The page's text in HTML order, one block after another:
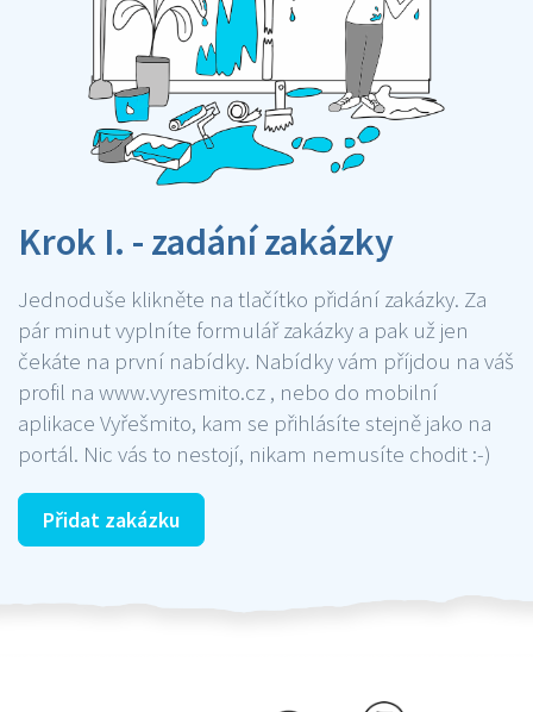
Krok I. - zadání zakázky
Jednoduše klikněte na tlačítko přidání zakázky. Za
pár minut vyplníte formulář zakázky a pak už jen
čekáte na první nabídky. Nabídky vám příjdou na váš
profil na www.vyresmito.cz , nebo do mobilní
aplikace Vyřešmito, kam se přihlásíte stejně jako na
portál. Nic vás to nestojí, nikam nemusíte chodit :-)
Přidat zakázku